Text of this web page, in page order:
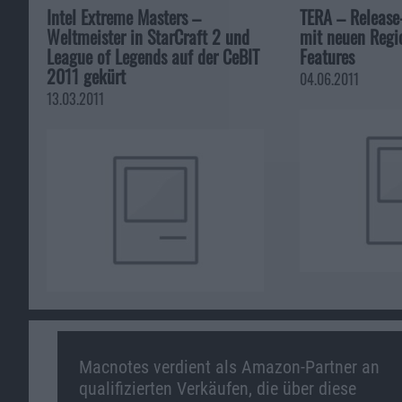
Intel Extreme Masters –
Weltmeister in StarCraft 2 und
League of Legends auf der CeBIT
2011 gekürt
13.03.2011
TERA –
mit neuen
Features
04.06.2011
Macnotes verdient als Amazon-Partner an
qualifizierten Verkäufen, die über diese